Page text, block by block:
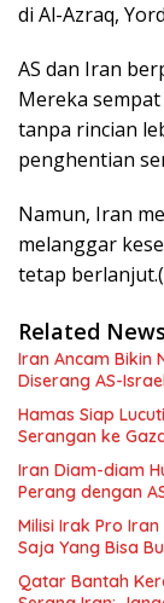
di Al-Azraq,
AS dan Iran
Mereka
tanpa rincian
penghentian
Namun, Iran
melanggar
tetap berlanjut.(
Related News
Iran Ancam Bikin
Diserang AS-Israel
Hamas Siap
Serangan ke
Iran Diam-diam
Perang dengan
Milisi Irak Pro
Saja Yang Bisa
Qatar Bantah